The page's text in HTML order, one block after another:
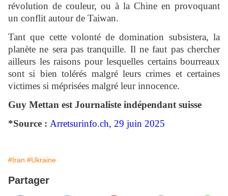
révolution de couleur, ou à la Chine en provoquant
un conflit autour de Taiwan.
Tant que cette volonté de domination subsistera, la
planète ne sera pas tranquille. Il ne faut pas chercher
ailleurs les raisons pour lesquelles certains bourreaux
sont si bien tolérés malgré leurs crimes et certaines
victimes si méprisées malgré leur innocence.
Guy Mettan est Journaliste indépendant suisse
*Source : Arretsurinfo.ch, 29 juin 2025
#Iran #Ukraine
Partager